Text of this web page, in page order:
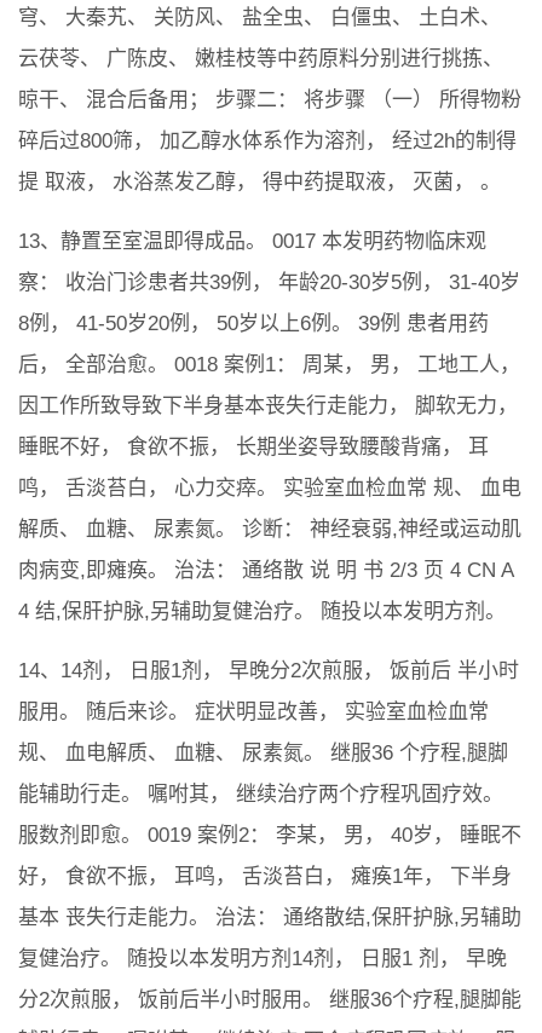
穹、 大秦艽、 关防风、 盐全虫、 白僵虫、 土白术、
云茯苓、 广陈皮、 嫩桂枝等中药原料分别进行挑拣、
晾干、 混合后备用； 步骤二： 将步骤 （一） 所得物粉
碎后过800筛， 加乙醇水体系作为溶剂， 经过2h的制得
提 取液， 水浴蒸发乙醇， 得中药提取液， 灭菌， 。
13、静置至室温即得成品。 0017 本发明药物临床观
察： 收治门诊患者共39例， 年龄20-30岁5例， 31-40岁
8例， 41-50岁20例， 50岁以上6例。 39例 患者用药
后， 全部治愈。 0018 案例1： 周某， 男， 工地工人，
因工作所致导致下半身基本丧失行走能力， 脚软无力，
睡眠不好， 食欲不振， 长期坐姿导致腰酸背痛， 耳
鸣， 舌淡苔白， 心力交瘁。 实验室血检血常 规、 血电
解质、 血糖、 尿素氮。 诊断： 神经衰弱,神经或运动肌
肉病变,即瘫痪。 治法： 通络散 说 明 书 2/3 页 4 CN A
4 结,保肝护脉,另辅助复健治疗。 随投以本发明方剂。
14、14剂， 日服1剂， 早晚分2次煎服， 饭前后 半小时
服用。 随后来诊。 症状明显改善， 实验室血检血常
规、 血电解质、 血糖、 尿素氮。 继服36 个疗程,腿脚
能辅助行走。 嘱咐其， 继续治疗两个疗程巩固疗效。
服数剂即愈。 0019 案例2： 李某， 男， 40岁， 睡眠不
好， 食欲不振， 耳鸣， 舌淡苔白， 瘫痪1年， 下半身
基本 丧失行走能力。 治法： 通络散结,保肝护脉,另辅助
复健治疗。 随投以本发明方剂14剂， 日服1 剂， 早晚
分2次煎服， 饭前后半小时服用。 继服36个疗程,腿脚能